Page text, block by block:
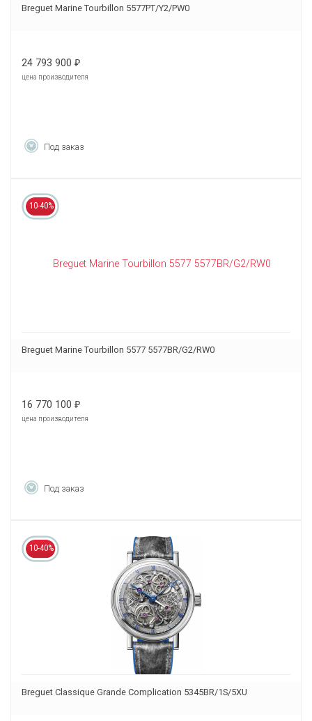
Breguet Marine Tourbillon 5577PT/Y2/PW0
24 793 900 ₽
цена производителя
Под заказ
10-40%
Breguet Marine Tourbillon 5577 5577BR/G2/RW0
16 770 100 ₽
цена производителя
Под заказ
10-40%
Breguet Classique Grande Complication 5345BR/1S/5XU